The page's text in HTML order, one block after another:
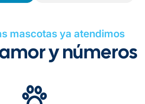
mascotas ya atendimos
y números